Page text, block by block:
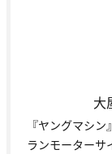
大
『ヤングマシ
ランモーターサ